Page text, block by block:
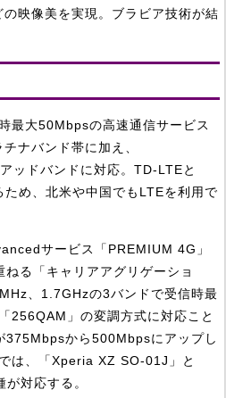
映像美を実現。ブラビア技術が結
最大50Mbpsの高速通信サービス
ナバンド帯に加え、
ッドバンドに対応。TD-LTEと
め、北米や中国でもLTEを利用で
サービス「PREMIUM 4G」
る「キャリアアグリゲーショ
、1.7GHzの3バンドで受信時最
256QAM」の変調方式に対応こと
375Mbpsから500Mbpsにアップし
は、「Xperia XZ SO-01J」と
対応する。